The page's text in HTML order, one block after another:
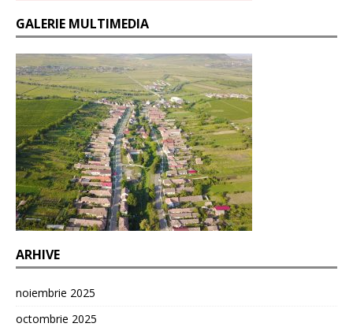
GALERIE MULTIMEDIA
ARHIVE
noiembrie 2025
octombrie 2025